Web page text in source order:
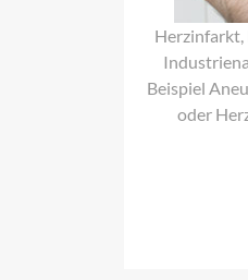
Herzinfarkt,
Beispiel
oder